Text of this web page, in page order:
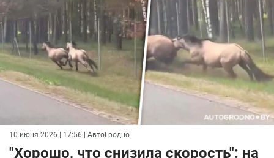
10 июня 2026 | 17:56 | АвтоГродно
"Хорошо, что снизила скорость": на